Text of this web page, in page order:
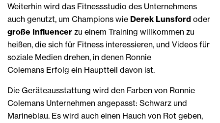
Weiterhin wird das Fitnessstudio des Unternehmens
auch genutzt, um Champions wie Derek Lunsford oder
große Influencer zu einem Training willkommen zu
heißen, die sich für Fitness interessieren, und Videos für
soziale Medien drehen, in denen Ronnie
Colemans Erfolg ein Hauptteil davon ist.
Die Geräteausstattung wird den Farben von Ronnie
Colemans Unternehmen angepasst: Schwarz und
Marineblau. Es wird auch einen Hauch von Rot geben,